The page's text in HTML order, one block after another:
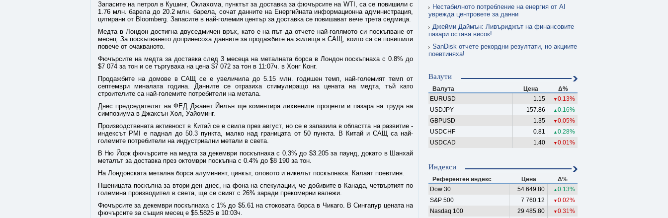
Запасите на петрол в Кушинг, Оклахома, пунктът за доставка за фючърсите на WTI, са се повишили с
1.76 млн. барела до 20.2 млн. барела, сочат данните на Енергийната информационна администрация,
цитирани от Bloomberg. Запасите в най-големия център за доставка се повишават вече трета седмица.
Медта в Лондон достигна двуседмичен връх, като е на път да отчете най-голямото си поскъпване от
месец. За поскъпването допринесоха данните за продажбите на жилища в САЩ, които са се повишили
повече от очакваното.
Фючърсите на медта за доставка след 3 месеца на металната борса в Лондон поскъпнаха с 0.8% до
$7 074 за тон и се търгуваха на цена $7 072 за тон в 11:07ч. в Хонг Конг.
Продажбите на домове в САЩ се е увеличила до 5.15 млн. годишен темп, най-големият темп от
септември миналата година. Данните се отразиха стимулиращо на цената на медта, тъй като
строителите са най-големите потребители на метала.
Днес председателят на ФЕД Джанет Йелън ще коментира лихвените проценти и пазара на труда на
симпозиума в Джаксън Хол, Уайоминг.
Производствената активност в Китай се е свила през август, но се е запазила в областта на развитие -
индексът PMI е паднал до 50.3 пункта, малко над границата от 50 пункта. В Китай и САЩ са най-
големите потребители на индустриални метали в света.
В Ню Йорк фючърсите на медта за декември поскъпнаха с 0.3% до $3.205 за паунд, докато в Шанхай
металът за доставка през октомври поскъпна с 0.4% до $8 190 за тон.
На Лондонската метална борса алуминият, цинкът, оловото и никелът поскъпнаха. Калаят поевтиня.
Пшеницата поскъпна за втори ден днес, на фона на спекулации, че добивите в Канада, четвъртият по
големина производител в света, ще се свият с 26% заради прекомерни валежи.
Фючърсите за декември поскъпнаха с 1% до $5.61 на стоковата борса в Чикаго. В Сингапур цената на
фючърсите за същия месец е $5.5825 в 10:03ч.
Нестабилното потребление на енергия от AI
уврежда центровете за данни
Джейми Даймън: Ливъриджът на финансовите
пазари остава висок!
SanDisk отчете рекордни резултати, но акциите
поевтиняха!
Валути
Валута Цена
Δ%
EURUSD
1.15 ▼ 0.13%
USDJPY
157.86 ▲ 0.16%
GBPUSD
1.35 ▼ 0.05%
USDCHF
0.81 ▲ 0.28%
USDCAD
1.40 ▼ 0.01%
Индекси
Референтен индекс Цена
Δ%
Dow 30
54 649.80 ▲ 0.13%
S&P 500
7 760.12 ▼ 0.02%
Nasdaq 100
29 485.80 ▼ 0.31%